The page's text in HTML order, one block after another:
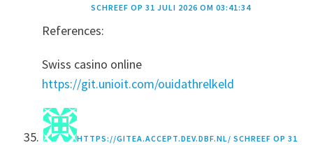
SCHREEF OP 31 JULI 2026 OM 03:41:34
References:
Swiss casino online
https://git.unioit.com/ouidathrelkeld
HTTPS://GITEA.ACCEPT.DEV.DBF.NL/ SCHREEF OP 31